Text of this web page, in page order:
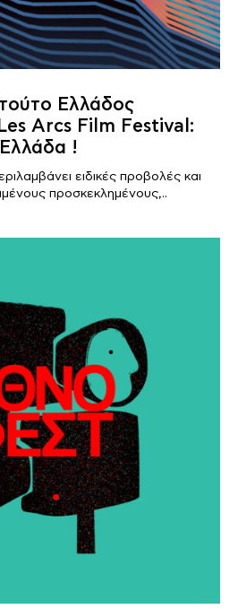
Ελλάδος
Arcs Film Festival:
!
ειδικές προβολές και
προσκεκλημένους,..